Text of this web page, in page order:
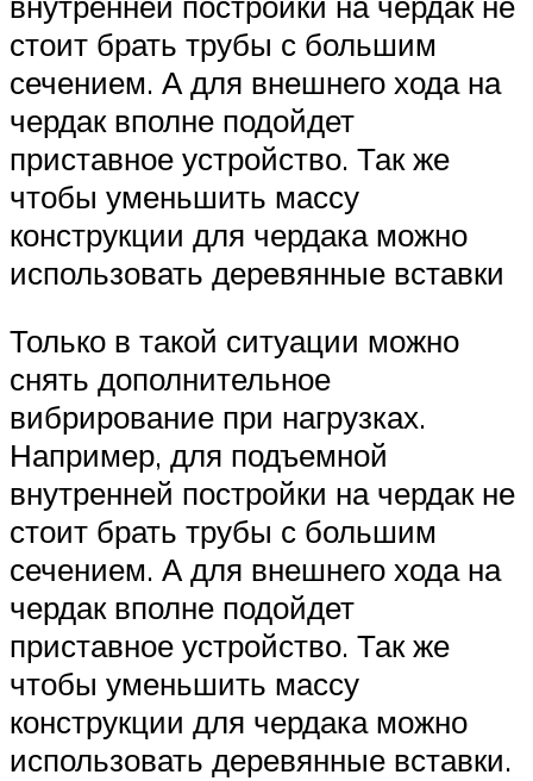
стоит брать трубы с большим
сечением. А для внешнего хода на
чердак вполне подойдет
приставное устройство. Так же
чтобы уменьшить массу
конструкции для чердака можно
использовать деревянные вставки
Только в такой ситуации можно
снять дополнительное
вибрирование при нагрузках.
Например, для подъемной
внутренней постройки на чердак не
стоит брать трубы с большим
сечением. А для внешнего хода на
чердак вполне подойдет
приставное устройство. Так же
чтобы уменьшить массу
конструкции для чердака можно
использовать деревянные вставки.